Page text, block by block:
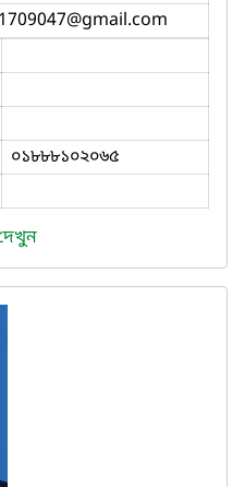
@gmail.com
০১৮৮৮১০২০৬৫